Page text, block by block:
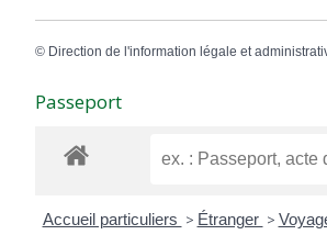
© Direction de l'information légale et
Passeport
Accueil particuliers > Étranger >